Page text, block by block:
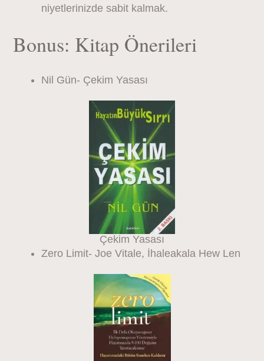
niyetlerinizde sabit kalmak.
Bonus: Kitap Önerileri
Nil Gün- Çekim Yasası
Çekim Yasası
Zero Limit- Joe Vitale, İhaleakala Hew Len